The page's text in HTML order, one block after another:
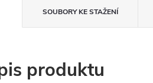
SOUBORY KE STAŽENÍ
produktu